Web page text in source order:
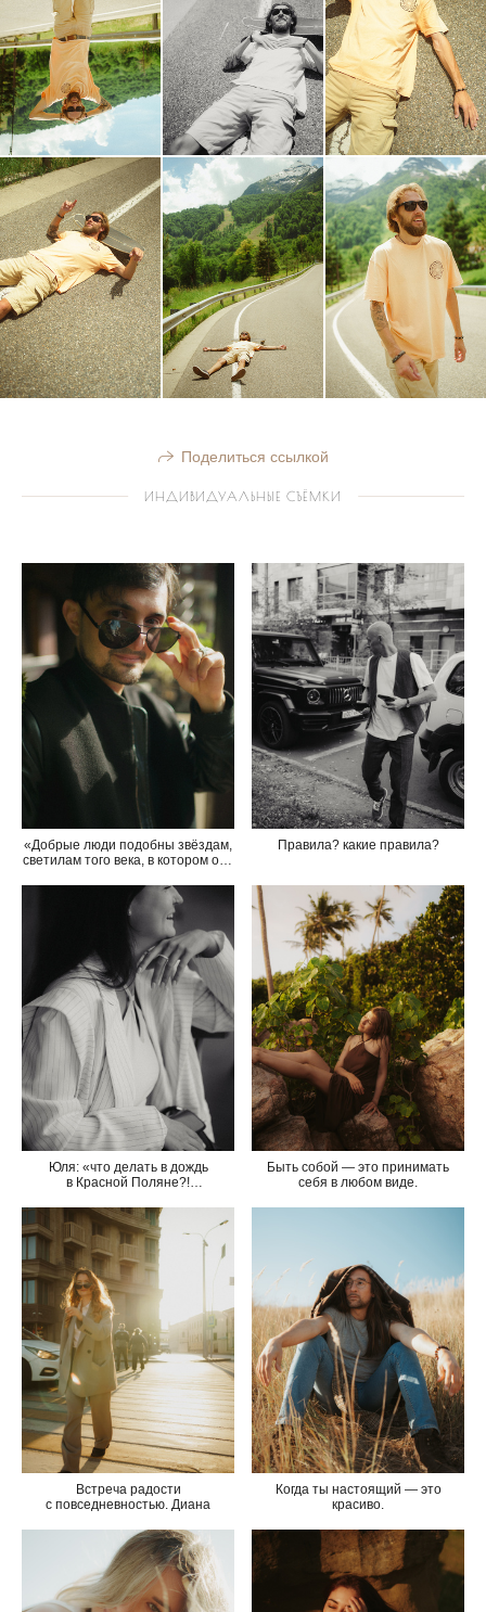
Поделиться ссылкой
ИНДИВИДУАЛЬНЫЕ СЪЁМКИ
«Добрые люди подобны звёздам,
светилам того века, в котором они
Джонсон
Правила? какие правила?
Юля: «что делать в дождь
в Красной Поляне?!
Быть собой — это принимать
себя в любом виде.
Встреча радости
с повседневностью. Диана
Когда ты настоящий — это
красиво.